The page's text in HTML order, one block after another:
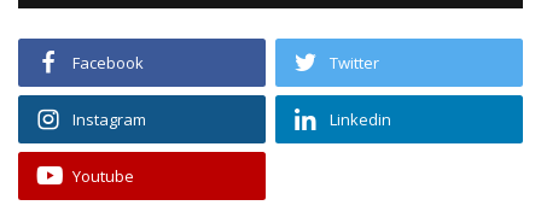
Facebook Twitter
Instagram Linkedin
Youtube